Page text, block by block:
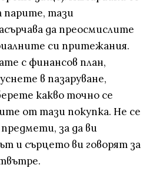
парите, тази
да преосмислите
си притежания.
с финансов план,
в пазаруване,
какво точно се
от тази покупка. Не се
за да ви
и сърцето ви говорят за